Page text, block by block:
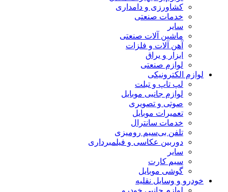
کشاورزی و دامداری
خدمات صنعتی
سایر
ماشین آلات صنعتی
آهن آلات و فلزات
ابزار و یراق
لوازم صنعتی
لوازم الکترونیکی
لپ تاپ و تبلت
لوازم جانبی موبایل
صوتی و تصویری
تعمیرات موبایل
خدمات سانترال
تلفن بی‌سیم رومیزی
دوربین عکاسی و فیلمبرداری
سایر
سیم کارت
گوشی موبایل
خودرو و وسایل نقلیه